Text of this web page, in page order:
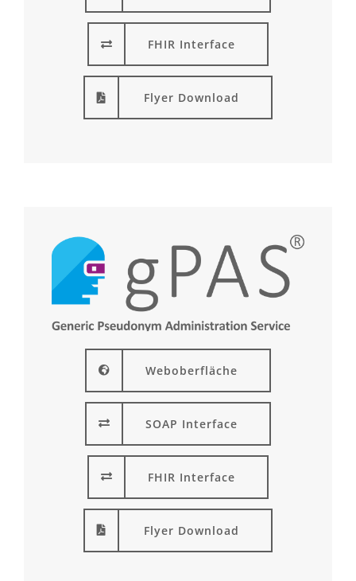
FHIR Interface
Flyer Download
Weboberfläche
SOAP Interface
FHIR Interface
Flyer Download